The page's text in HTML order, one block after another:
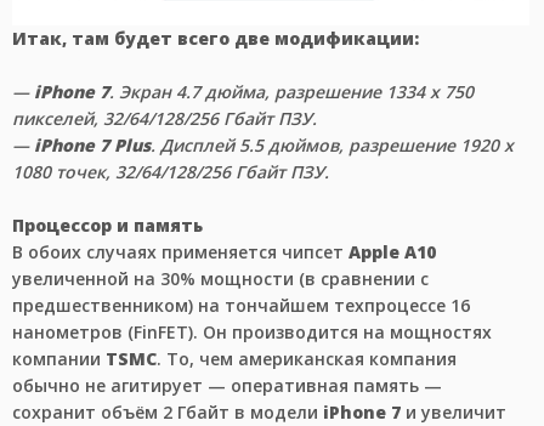
Итак, там будет всего две модификации:
— iPhone 7. Экран 4.7 дюйма, разрешение 1334 x 750
пикселей, 32/64/128/256 Гбайт ПЗУ.
— iPhone 7 Plus. Дисплей 5.5 дюймов, разрешение 1920 x
1080 точек, 32/64/128/256 Гбайт ПЗУ.
Процессор и память
В обоих случаях применяется чипсет Apple A10
увеличенной на 30% мощности (в сравнении с
предшественником) на тончайшем техпроцессе 16
нанометров (FinFET). Он производится на мощностях
компании TSMC. То, чем американская компания
обычно не агитирует — оперативная память —
сохранит объём 2 Гбайт в модели iPhone 7 и увеличит